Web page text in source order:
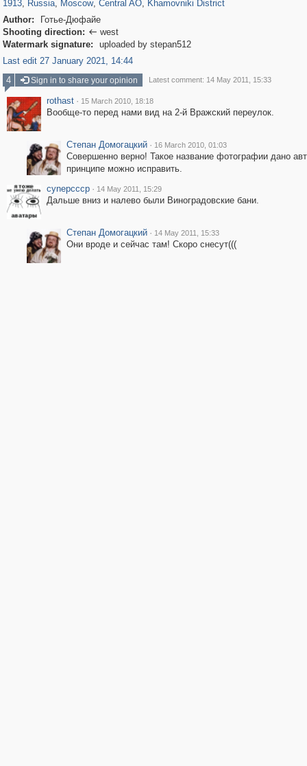
1913, Russia, Moscow, Central AO, Khamovniki District
Author:
Готье-Дюфайе
Shooting direction:  west
Watermark signature:
uploaded by stepan512
Last edit 27 January 2021, 14:44
4
Sign in to share your opinion Latest comment: 14 May 2011, 15:33
rothast · 15 March 2010, 18:18
Вообще-то перед нами вид на 2-й Вражский переулок.
Степан Домогацкий · 16 March 2010, 01:03
Совершенно верно! Такое название фотографии дано
принципе можно исправить.
cynepcccp · 14 May 2011, 15:29
Дальше вниз и налево были Виноградовские бани.
Степан Домогацкий · 14 May 2011, 15:33
Они вроде и сейчас там! Скоро снесут(((